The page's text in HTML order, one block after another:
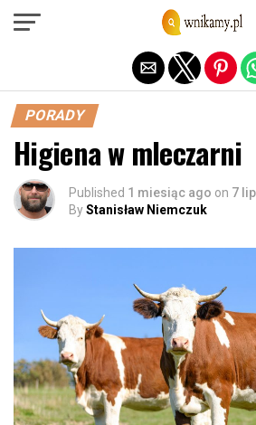
PORADY
Higiena w mleczarni
Published 1 miesiąc ago on 7
ByStanisław Niemczuk
Exit mobile